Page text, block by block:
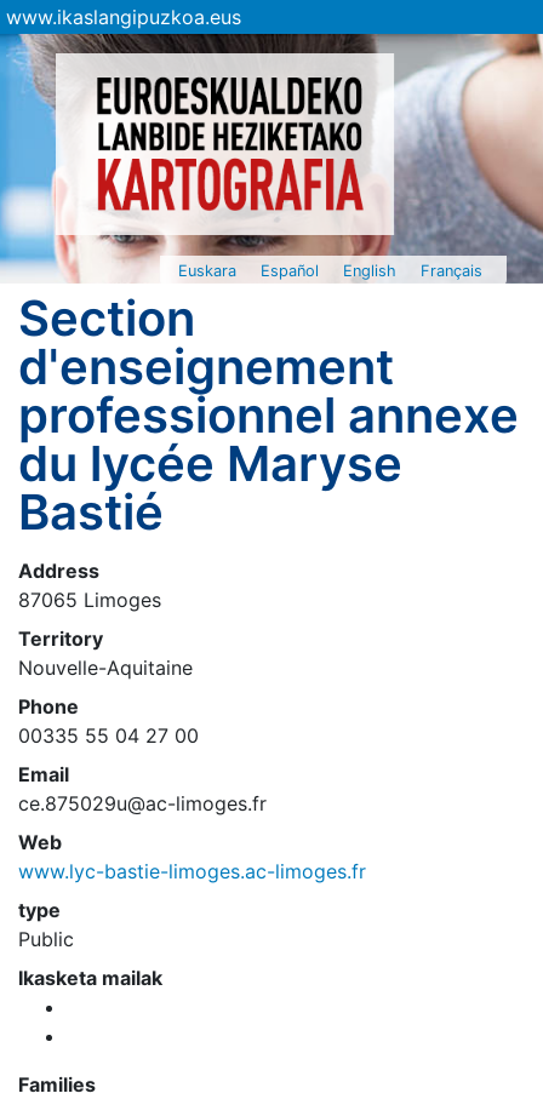
www.ikaslangipuzkoa.eus
Euskara Español English Français
Section
d'enseignement
professionnel annexe
du lycée Maryse
Bastié
Address
87065 Limoges
Territory
Nouvelle-Aquitaine
Phone
00335 55 04 27 00
Email
ce.875029u@ac-limoges.fr
Web
www.lyc-bastie-limoges.ac-limoges.fr
type
Public
Ikasketa mailak
Families